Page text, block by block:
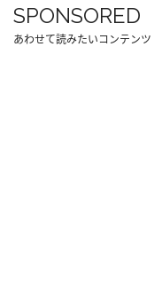
SPONSORED
あわせて読みたいコンテンツ